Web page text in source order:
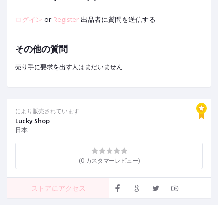
により販売されています
Lucky Shop
日本
(0 カスタマーレビュー)
ストアにアクセス
ログイン or Register 出品者に質問を送信する
その他の質問
売り手に要求を出す人はまだいません